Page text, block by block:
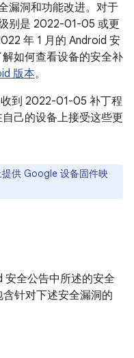
漏洞和功能改进。对于
别是 2022-01-05 或更
年 1 月的 Android 安
如何查看设备的安全补
版本。
到 2022-01-05 补丁程
己的设备上接受这些更
提供 Google 设备固件映
安全公告中所述的安全
针对下述安全漏洞的